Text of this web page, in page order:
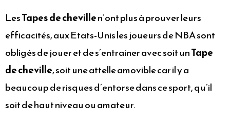
LesTapes de chevillen’ont plus à prouver leurs
efficacités, aux Etats-Unis les joueurs de NBA sont
obligés de jouer et de s’entrainer avec soit unTape
de cheville, soit une attelle amovible car il y a
beaucoup de risques d’entorse dans ce sport, qu’il
soit de haut niveau ou amateur.